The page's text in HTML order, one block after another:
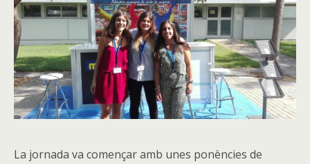
La jornada va començar amb unes ponències de